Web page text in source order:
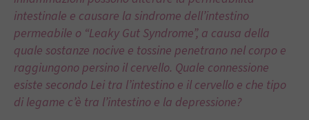
intestinale e causare la sindrome dell’intestino
permeabile o “Leaky Gut Syndrome”, a causa della
quale sostanze nocive e tossine penetrano nel corpo e
raggiungono persino il cervello. Quale connessione
esiste secondo Lei tra l’intestino e il cervello e che tipo
di legame c’è tra l’intestino e la depressione?